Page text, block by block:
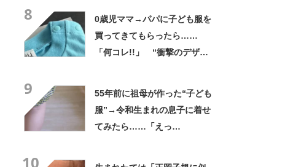
8
0歳児ママ→パパに子ども服を
買ってきてもらったら……
「何コレ!!」 “衝撃のデザイ
9
55年前に祖母が作った“子ども
服”→令和生まれの息子に着せ
てみたら……「えっ
10